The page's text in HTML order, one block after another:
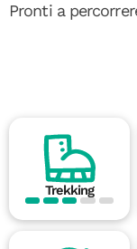
Pronti a
Trekking